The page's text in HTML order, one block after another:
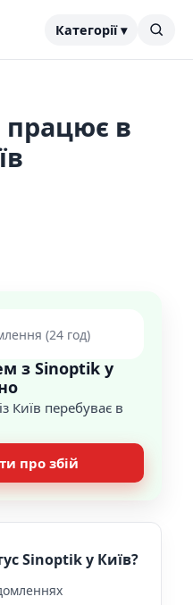
Категорії ▾
в
(24 год)
з Sinoptik у
Київ перебуває в
про збій
Sinoptik у Київ?